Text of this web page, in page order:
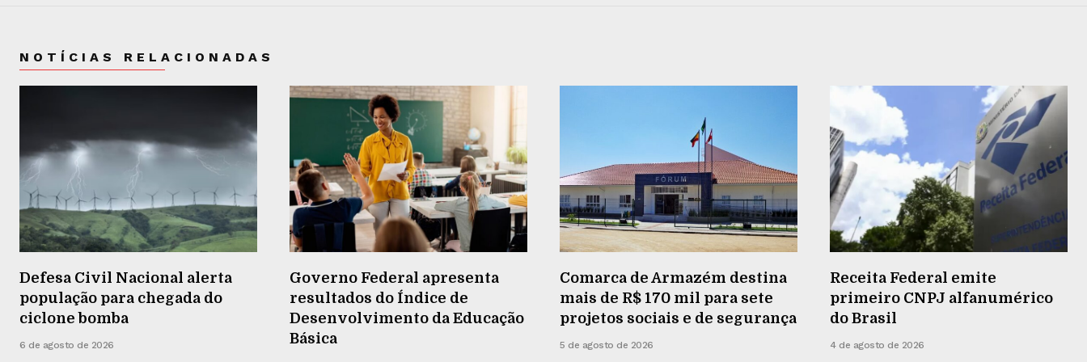
NOTÍCIAS RELACIONADAS
Defesa Civil Nacional alerta
população para chegada do
ciclone bomba
6 de agosto de 2026
Governo Federal apresenta
resultados do Índice de
Desenvolvimento da Educação
Básica
Comarca de Armazém destina
mais de R$ 170 mil para sete
projetos sociais e de segurança
5 de agosto de 2026
Receita Federal emite
primeiro CNPJ alfanumérico
do Brasil
4 de agosto de 2026